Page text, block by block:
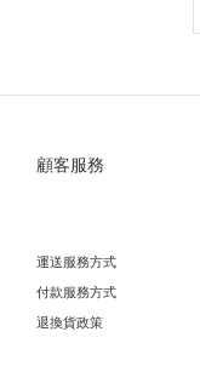
顧客服務
運送服務方式
付款服務方式
退換貨政策